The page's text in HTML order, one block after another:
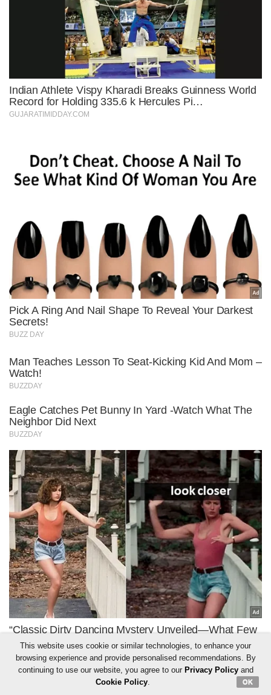
This website uses cookie or similar technologies, to enhance your
browsing experience and provide personalised recommendations. By
continuing to use our website, you agree to our Privacy Policyand
Cookie Policy. OK